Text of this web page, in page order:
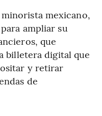
mexicano,
ampliar su
que
billetera digital que
y retirar
de